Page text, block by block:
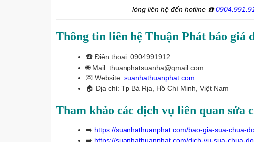
lòng liên hệ đến hotline ☎️
Thông tin liên hệ Thuận Phát báo giá
☎️ Điện thoại: 0904991912
🌐 Mail: thuanphatsuanha@gmail.com
💌 Website: suanhathuanphat.com
🏠 Địa chỉ: Tp Bà Rịa, Hồ Chí Minh, Việt Nam
Tham khảo các dịch vụ liên quan sửa
➡️ https://suanhathuanphat.com/bao-gia-sua-chua-
➡️ https://suanhathuanphat.com/dich-vu-sua-chua-